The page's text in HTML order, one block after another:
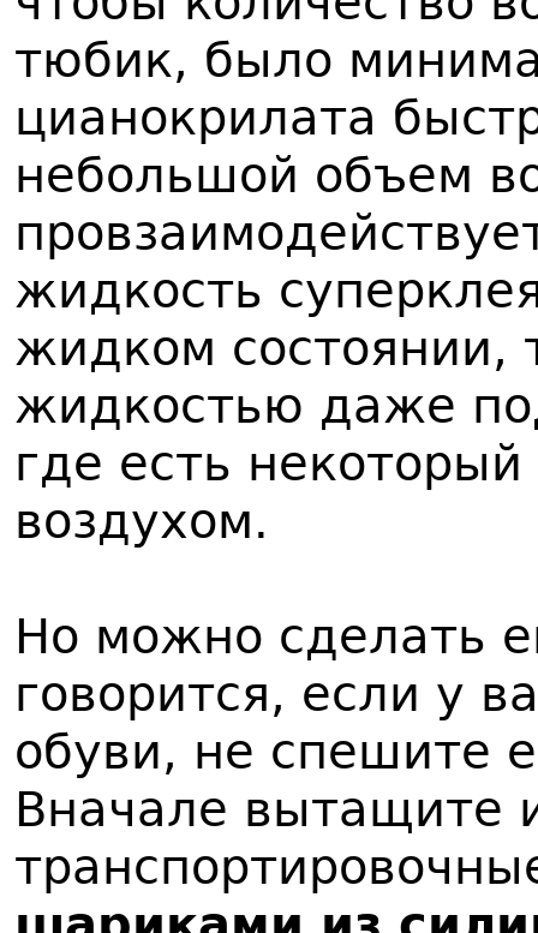
тюбик, было
цианокрилата
небольшой объем
жидкость
жидком состоянии,
жидкостью даже
где есть
воздухом.
Но можно сделать
говорится, если у
обуви, не спешите
Вначале вытащите